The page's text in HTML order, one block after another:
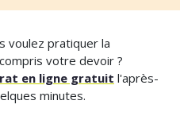
voulez pratiquer la
votre devoir ?
en ligne gratuit l'après-
minutes.